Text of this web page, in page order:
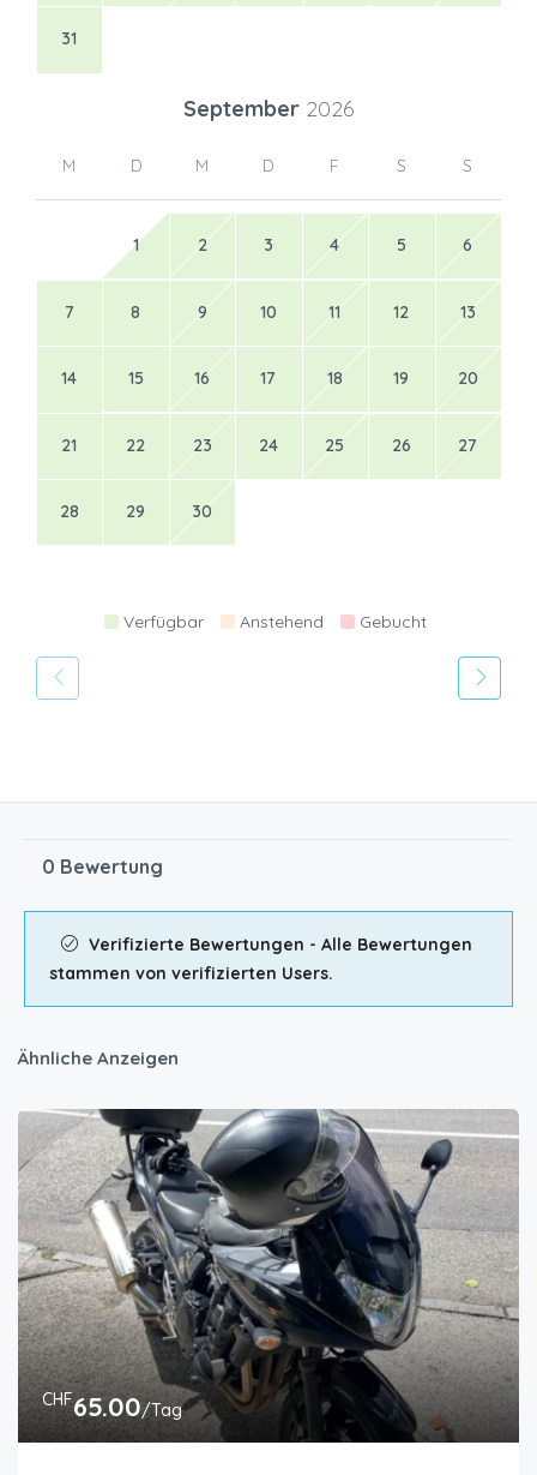
31
September 2026
M D M D F S S
1 2 3 4 5 6
7 8 9 10 11 12 13
14 15 16 17 18 19 20
21 22 23 24 25 26 27
28 29 30
Verfügbar Anstehend Gebucht
0 Bewertung
Verifizierte Bewertungen - Alle Bewertungen
stammen von verifizierten Users.
Ähnliche Anzeigen
CHF65.00/Tag